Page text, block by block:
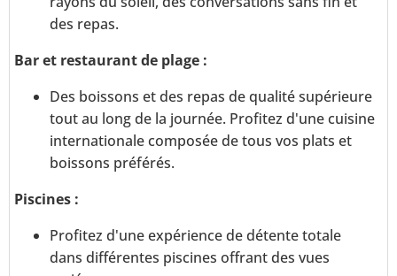
des repas.
Bar et restaurant de plage :
Des boissons et des repas de qualité supérieure
tout au long de la journée. Profitez d'une cuisine
internationale composée de tous vos plats et
boissons préférés.
Piscines :
Profitez d'une expérience de détente totale
dans différentes piscines offrant des vues